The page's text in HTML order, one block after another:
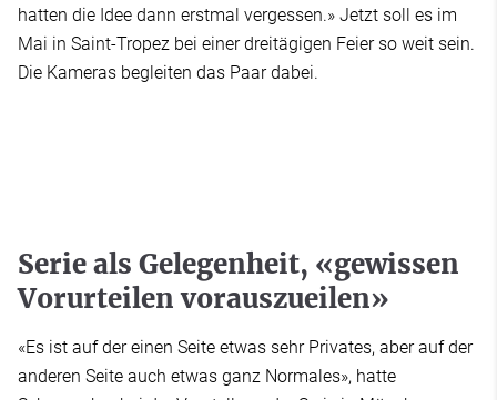
hatten die Idee dann erstmal vergessen.» Jetzt soll es im
Mai in Saint-Tropez bei einer dreitägigen Feier so weit sein.
Die Kameras begleiten das Paar dabei.
Serie als Gelegenheit, «gewissen
Vorurteilen vorauszueilen»
«Es ist auf der einen Seite etwas sehr Privates, aber auf der
anderen Seite auch etwas ganz Normales», hatte